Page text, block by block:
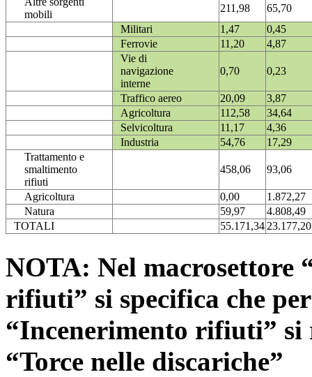
mobili
211,98
65,70
Militari
1,47
0,45
Ferrovie
11,20
4,87
Vie di
navigazione
interne
0,70 0,23
Traffico aereo 20,09
3,87
Agricoltura
112,58
34,64
Selvicoltura
11,17
4,36
Industria
54,76
17,29
Trattamento e
smaltimento
rifiuti
458,06 93,06
Agricoltura 0,00
1.872,27
Natura
59,97
4.808,49
TOTALI
55.171,3423.177,20
NOTA: Nel macrosettore
rifiuti” si specifica che
“Incenerimento rifiuti”
“Torce nelle discariche”